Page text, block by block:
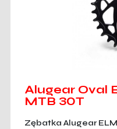
Alugear Oval
MTB 30T
Zębatka Alugear